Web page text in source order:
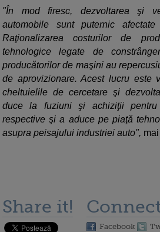
"În mod firesc, dezvoltarea şi
automobile sunt puternic
Raţionalizarea costurilor de
tehnologice legate de
producătorilor de maşini au
de aprovizionare. Acest lucru este
cheltuielile de cercetare şi
duce la fuziuni şi achiziţii pentru
respective şi a aduce pe piaţă
asupra peisajului industriei auto",
Share it!
Facebook